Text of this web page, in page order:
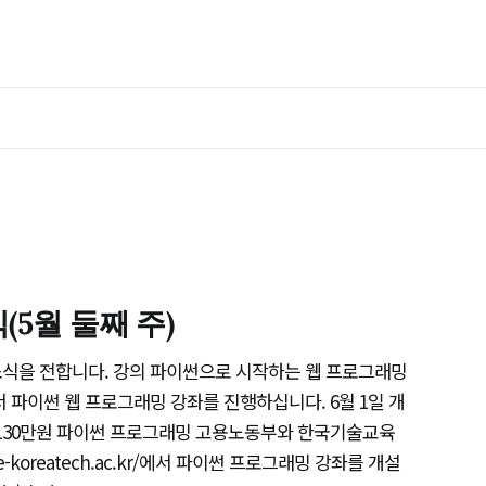
월 둘째 주)
을 전합니다. 강의 파이썬으로 시작하는 웹 프로그래밍
파이썬 웹 프로그래밍 강좌를 진행하십니다. 6월 1일 개
만원 파이썬 프로그래밍 고용노동부와 한국기술교육
에서 파이썬 프로그래밍 강좌를 개설